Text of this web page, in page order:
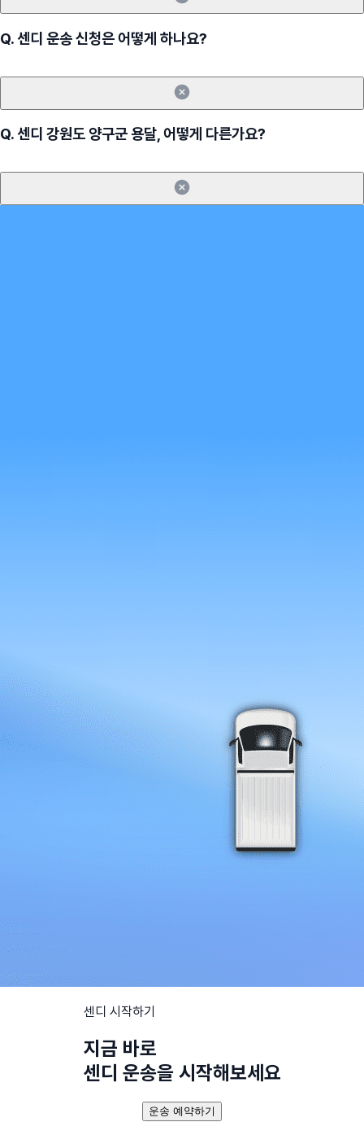
Q.센디 운송 신청은 어떻게 하나요?
Q.센디 강원도 양구군 용달, 어떻게 다른가요?
센디 시작하기
지금 바로
센디 운송을 시작해보세요
운송 예약하기